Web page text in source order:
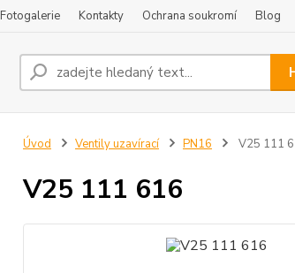
Fotogalerie Kontakty Ochrana soukromí Blog
Úvod Ventily uzavírací PN16 V25 111
V25 111 616